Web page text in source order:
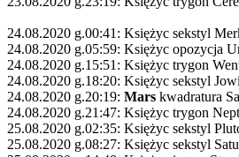
24.08.2020 g.00:41: Księżyc sekstyl
24.08.2020 g.05:59: Księżyc opozycja
24.08.2020 g.15:51: Księżyc trygon
24.08.2020 g.18:20: Księżyc sekstyl
24.08.2020 g.20:19: Mars kwadratura
24.08.2020 g.21:47: Księżyc trygon
25.08.2020 g.02:35: Księżyc sekstyl
25.08.2020 g.08:27: Księżyc sekstyl